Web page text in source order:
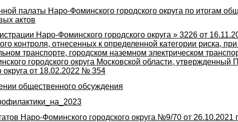
палаты Наро-Фоминского городского округа по итогам
актов
Наро-Фоминского городского округа » 3226 от
контроля, отнесенных к определенной категории риска,
транспорте, городском наземном электрическом
городского округа Московской области,
округа от 18.02.2022 № 354
общественного обсуждения
Наро-Фоминского городского округа №9/70 от 26.10.2021 г